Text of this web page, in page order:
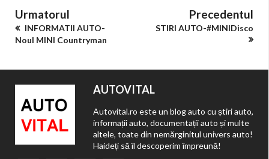
Urmatorul
INFORMATII AUTO-
Noul MINI Countryman
Precedentul
STIRI AUTO-#MINIDisco
AUTOVITAL
Autovital.ro este un blog auto cu știri auto,
informații auto, documentații auto și multe
altele, toate din nemărginitul univers auto!
Haideți să îl descoperim împreună!